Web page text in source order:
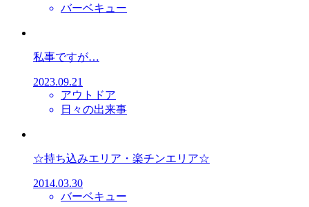
バーベキュー
私事ですが…
2023.09.21
アウトドア
日々の出来事
☆持ち込みエリア・楽チンエリア☆
2014.03.30
バーベキュー